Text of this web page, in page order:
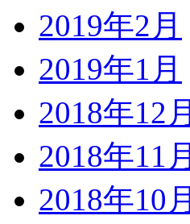
2019年2月
2019年1月
2018年12月
2018年11月
2018年10月